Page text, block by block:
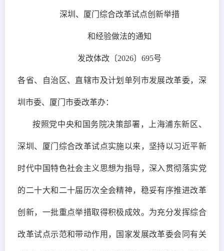
深圳、厦门综合改革试点创新举措
和经验做法的通知
发改体改〔2026〕695号
各省、自治区、直辖市及计划单列市发展改革委，深
圳市委、厦门市委改革办：
按照党中央和国务院决策部署，上海浦东新区、
深圳、厦门综合改革试点实施以来，坚持以习近平新
时代中国特色社会主义思想为指导，深入贯彻落实党
的二十大和二十届历次全会精神，稳妥有序推进改革
创新，一批重点举措取得积极成效。为充分发挥综合
改革试点示范和带动作用，国家发展改革委会同有关